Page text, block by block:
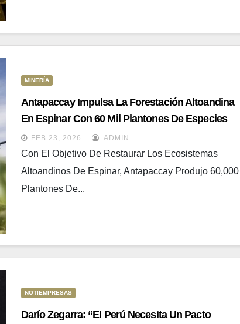
MINERÍA
Antapaccay Impulsa La Forestación Altoandina
En Espinar Con 60 Mil Plantones De Especies
Originarias En 2025
FEB 23, 2026 ADMIN
Con El Objetivo De Restaurar Los Ecosistemas
Altoandinos De Espinar, Antapaccay Produjo 60,000
Plantones De...
NOTIEMPRESAS
Darío Zegarra: “El Perú Necesita Un Pacto